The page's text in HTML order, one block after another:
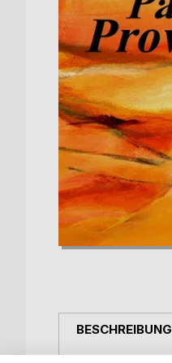
BESCHREIBUNG